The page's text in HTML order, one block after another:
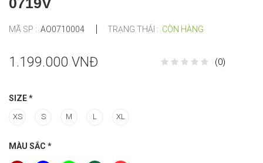
MÃ SP : AO0710004 TRẠNG THÁI : CÒN HÀNG
1.199.000 VNĐ (0)
SIZE*
XS S M L XL
MÀU SẮC *